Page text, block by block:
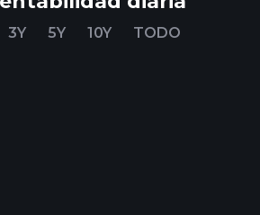
3Y 5Y 10Y TODO